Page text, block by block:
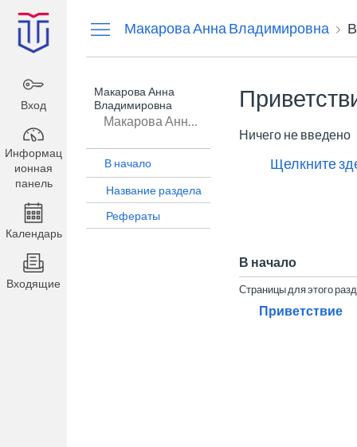
панель
Вход
Информац
ионная
панель
Календарь
Входящие
Макарова Анна Владимировна
Макарова Анна
Владимировна
Макарова Анна Владимировна
В начало
Название раздела
Рефераты
Ничего не введено
Щелкните
В начало
Страницы для этого
Приветствие